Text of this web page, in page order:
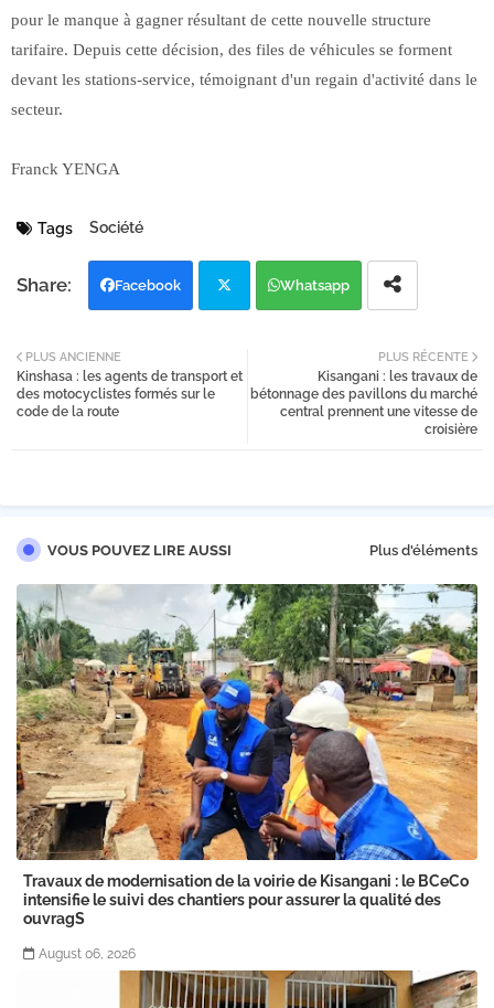
pour le manque à gagner résultant de cette nouvelle structure
tarifaire. Depuis cette décision, des files de véhicules se forment
devant les stations-service, témoignant d'un regain d'activité dans le
secteur.
Franck YENGA
Tags Société
Facebook
tter
Whatsapp
PLUS RÉCENTE
Kisangani : les travaux de
bétonnage des pavillons du marché
central prennent une vitesse de
croisière
PLUS ANCIENNE
Kinshasa : les agents de transport et
des motocyclistes formés sur le
code de la route
VOUS POUVEZ LIRE AUSSI Plus d'éléments
Travaux de modernisation de la voirie de Kisangani : le BCeCo
intensifie le suivi des chantiers pour assurer la qualité des
ouvragS
August 06, 2026